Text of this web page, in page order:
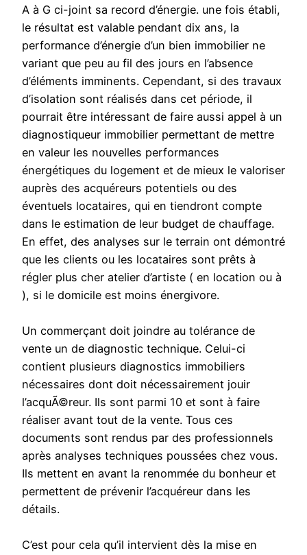
A à G ci-joint sa record d’énergie. une fois établi,
le résultat est valable pendant dix ans, la
performance d’énergie d’un bien immobilier ne
variant que peu au fil des jours en l’absence
d’éléments imminents. Cependant, si des travaux
d’isolation sont réalisés dans cet période, il
pourrait être intéressant de faire aussi appel à un
diagnostiqueur immobilier permettant de mettre
en valeur les nouvelles performances
énergétiques du logement et de mieux le valoriser
auprès des acquéreurs potentiels ou des
éventuels locataires, qui en tiendront compte
dans le estimation de leur budget de chauffage.
En effet, des analyses sur le terrain ont démontré
que les clients ou les locataires sont prêts à
régler plus cher atelier d’artiste ( en location ou à
), si le domicile est moins énergivore.
Un commerçant doit joindre au tolérance de
vente un de diagnostic technique. Celui-ci
contient plusieurs diagnostics immobiliers
nécessaires dont doit nécessairement jouir
l’acquÃ©reur. Ils sont parmi 10 et sont à faire
réaliser avant tout de la vente. Tous ces
documents sont rendus par des professionnels
après analyses techniques poussées chez vous.
Ils mettent en avant la renommée du bonheur et
permettent de prévenir l’acquéreur dans les
détails.
C’est pour cela qu’il intervient dès la mise en